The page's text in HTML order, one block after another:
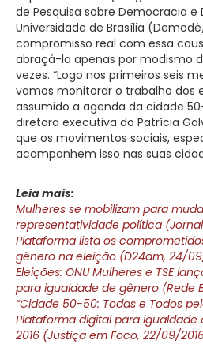
de Pesquisa sobre Democracia e
Universidade de Brasília
compromisso real com essa
abraçá-la apenas por modismo
vezes. “Logo nos primeiros seis
vamos monitorar o trabalho dos
assumido a agenda da cidade
diretora executiva do Patrícia
que os movimentos sociais,
acompanhem isso nas suas
Leia mais:
Mulheres se mobilizam para
representatividade política
Plataforma lista os
gênero na eleição (D24am, 24/
Eleições: ONU Mulheres e TSE
para igualdade de gênero (Rede
“Cidade 50-50: Todas e Todos
Plataforma digital para igualdade
2016 (Justiça em Foco, 22/09/